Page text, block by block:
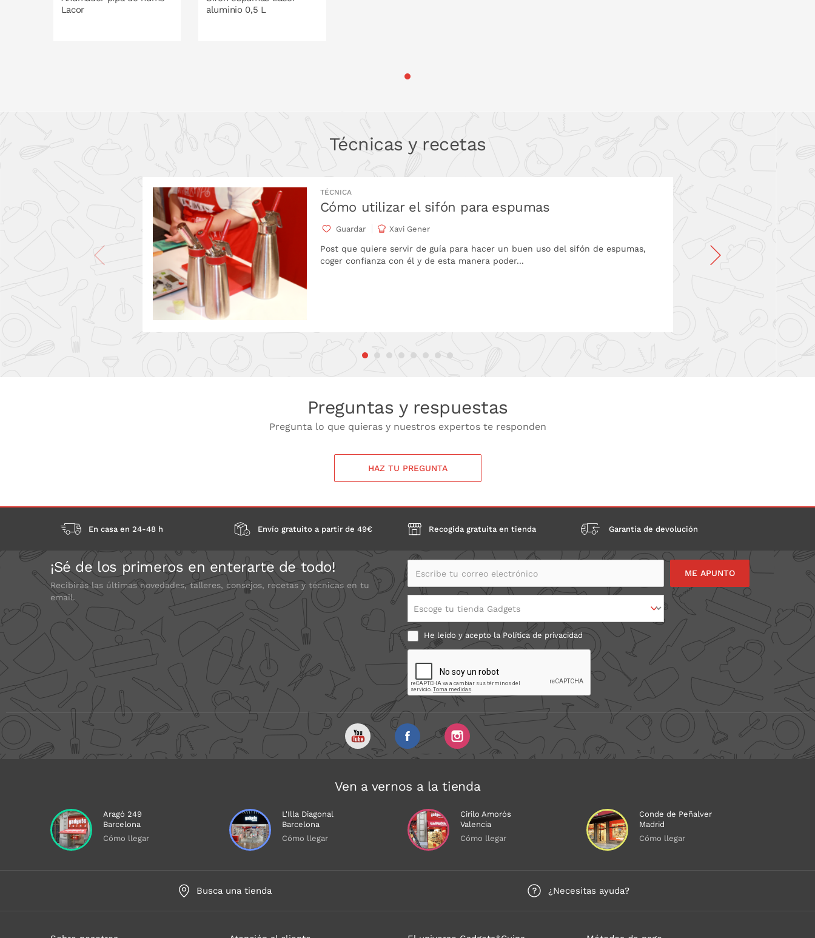
Lacor
aluminio 0,5 L
Técnicas y recetas
TÉCNICA
Cómo utilizar el sifón para espumas
Guardar Xavi Gener
Post que quiere servir de guía para hacer un buen uso del sifón de espumas,
coger confianza con él y de esta manera poder...
Preguntas y respuestas
Pregunta lo que quieras y nuestros expertos te responden
HAZ TU PREGUNTA
En casa en 24-48 h Envío gratuito a partir de 49€ Recogida gratuita en tienda Garantía de devolución
¡Sé de los primeros en enterarte de todo!
Recibirás las últimas novedades, talleres, consejos, recetas y técnicas en tu
email.
Escribe tu correo electrónico
Escoge tu tienda Gadgets
He leído y acepto la Política de privacidad
Ven a vernos a la tienda
Aragó 249
Barcelona
Cómo llegar
L'Illa Diagonal
Barcelona
Cómo llegar
Cirilo Amorós
Valencia
Cómo llegar
Conde de Peñalver
Madrid
Cómo llegar
Busca una tienda ¿Necesitas ayuda?